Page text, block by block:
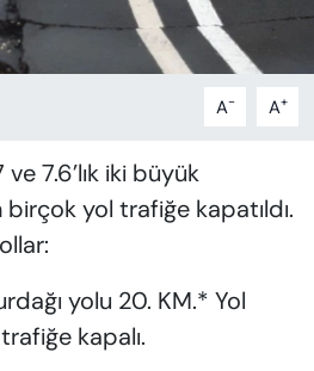
A- A+
ve 7.6’lık iki büyük
yol trafiğe kapatıldı.
yolu 20. KM.* Yol
kapalı.